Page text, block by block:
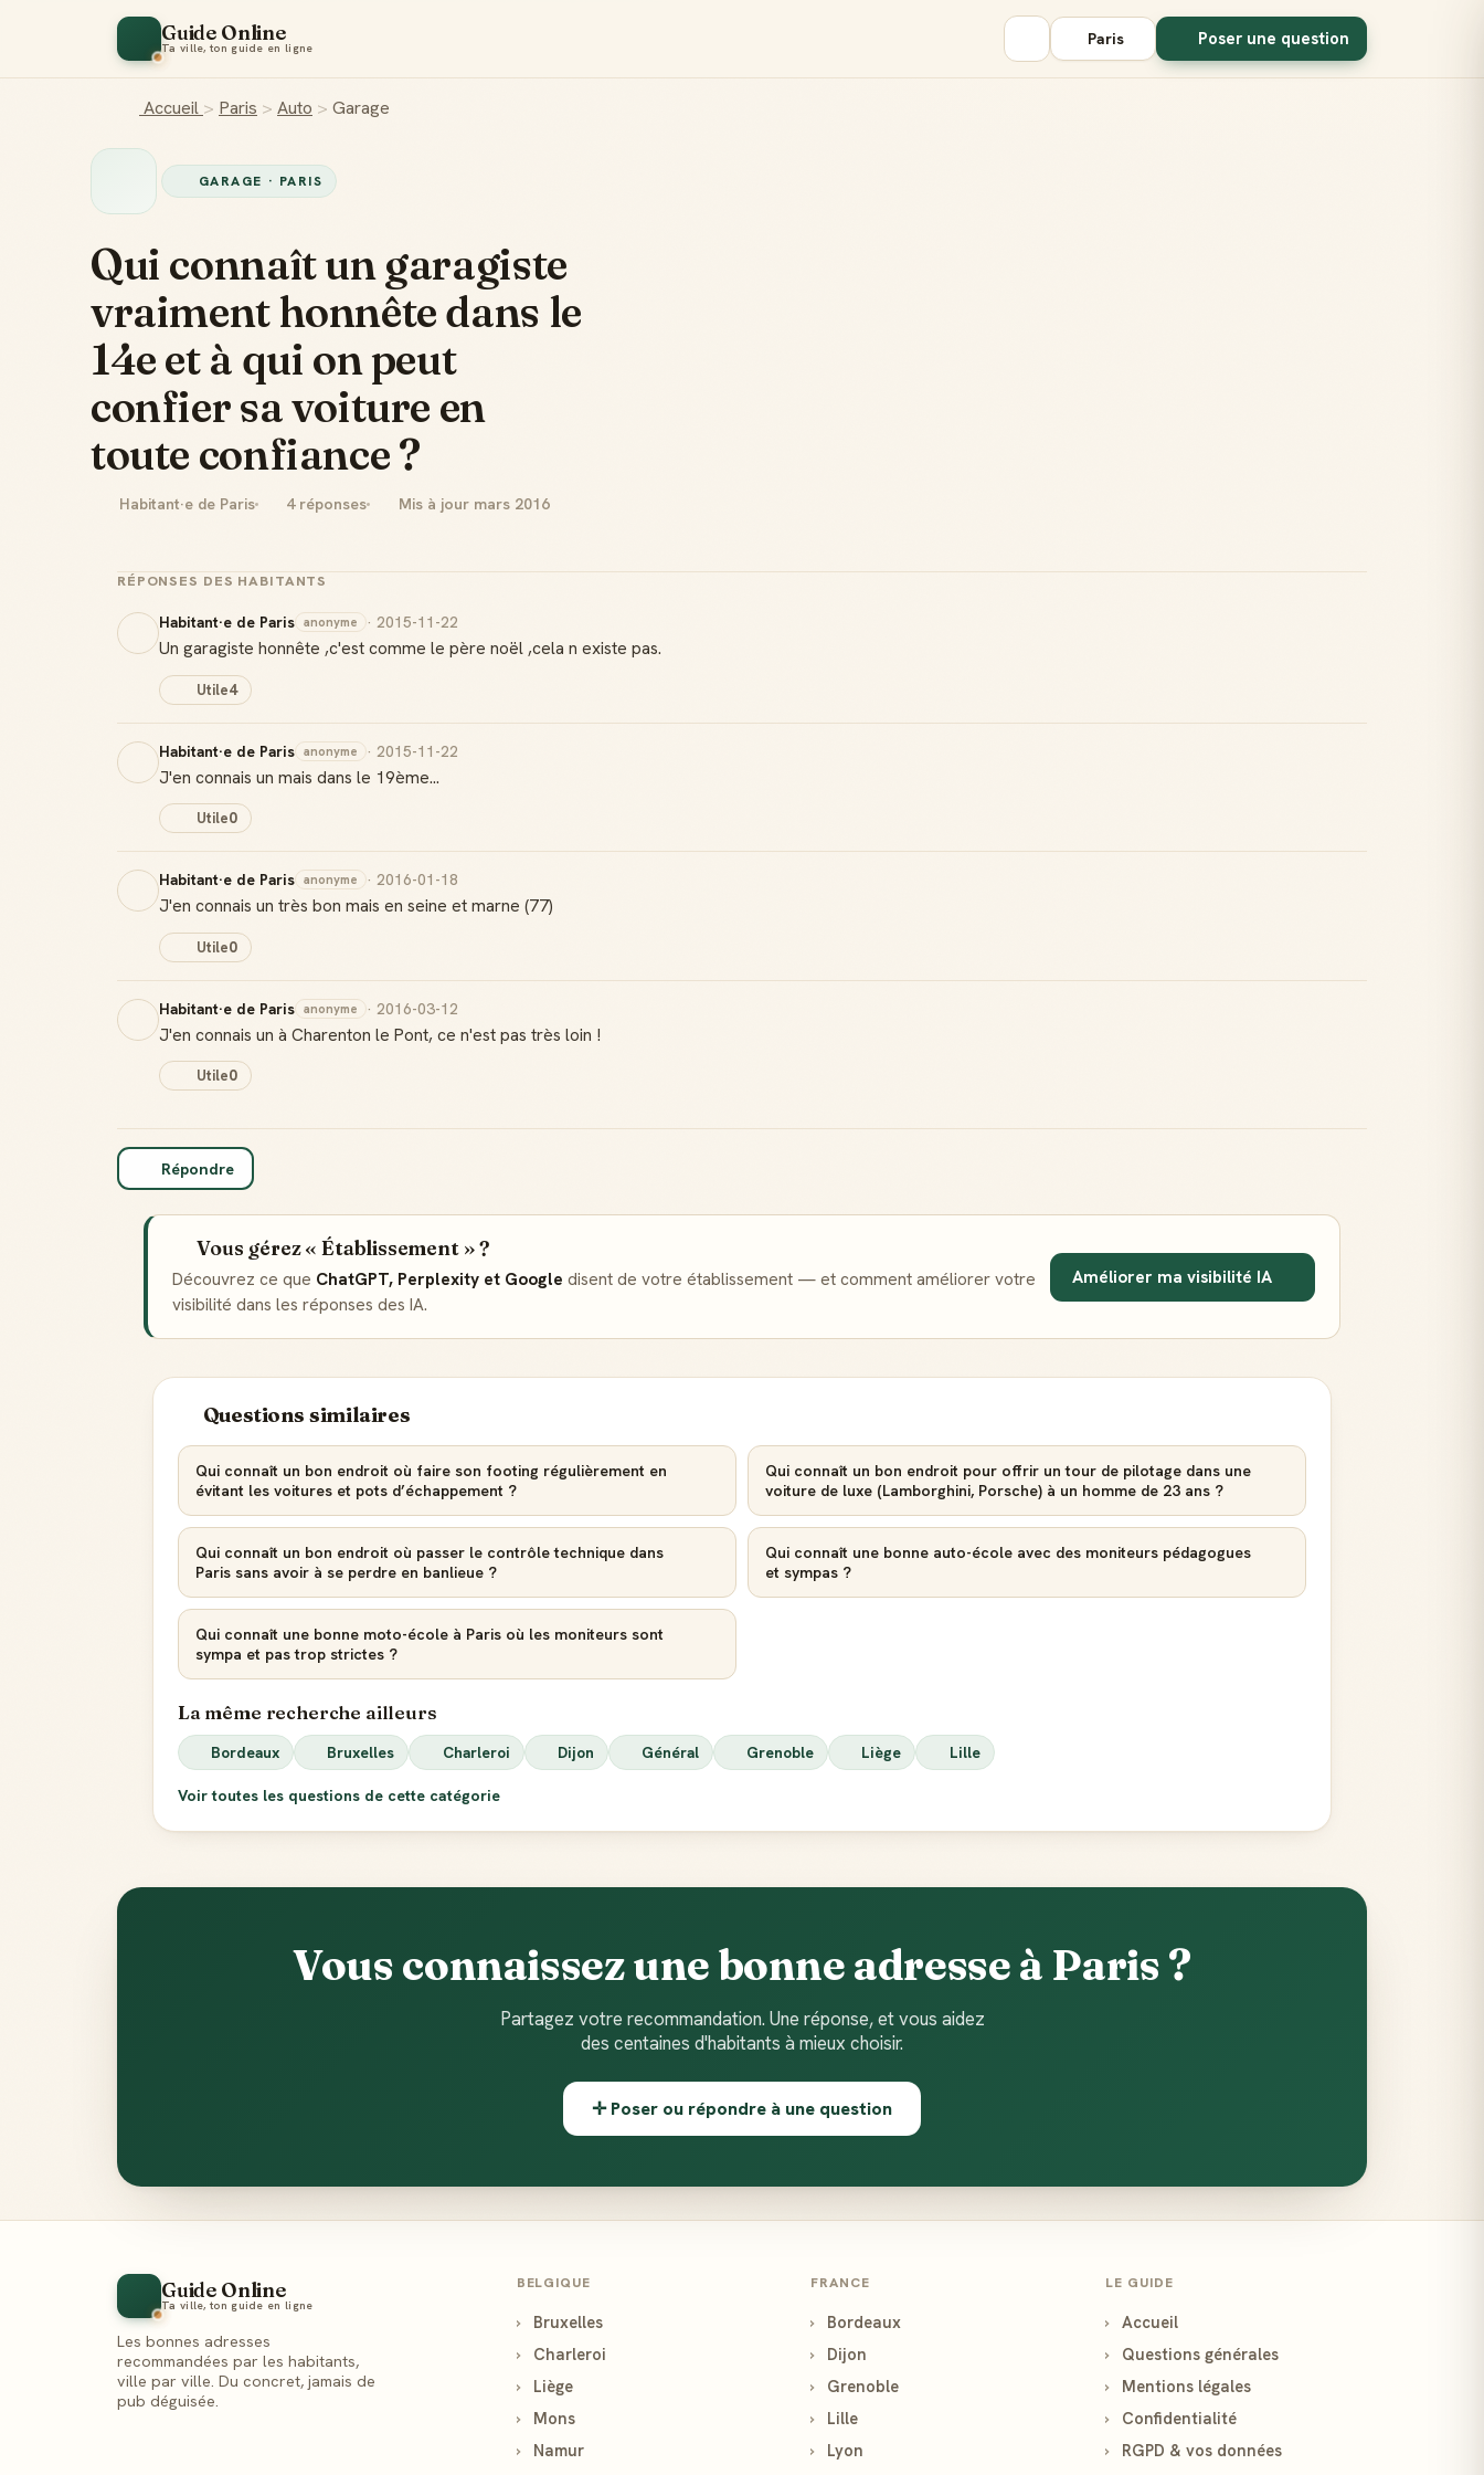
Guide Online
Ta ville, ton guide en ligne Paris Poser une question
Accueil > Paris > Auto > Garage
GARAGE · PARIS
Qui connaît un garagiste
vraiment honnête dans le
14e et à qui on peut
confier sa voiture en
toute confiance ?
Habitant·e de Paris 4 réponses Mis à jour mars 2016
RÉPONSES DES HABITANTS
Habitant·e de Paris anonyme · 2015-11-22
Un garagiste honnête ,c'est comme le père noël ,cela n existe pas.
Utile4
Habitant·e de Paris anonyme · 2015-11-22
J'en connais un mais dans le 19ème...
Utile0
Habitant·e de Paris anonyme · 2016-01-18
J'en connais un très bon mais en seine et marne (77)
Utile0
Habitant·e de Paris anonyme · 2016-03-12
J'en connais un à Charenton le Pont, ce n'est pas très loin !
Utile0
Répondre
Vous gérez « Établissement » ?
Découvrez ce que ChatGPT, Perplexity et Google disent de votre établissement — et comment améliorer votre
visibilité dans les réponses des IA.
Améliorer ma visibilité IA
Questions similaires
Qui connaît un bon endroit où faire son footing régulièrement en
évitant les voitures et pots d’échappement ?
Qui connaît un bon endroit pour offrir un tour de pilotage dans une
voiture de luxe (Lamborghini, Porsche) à un homme de 23 ans ?
Qui connaît un bon endroit où passer le contrôle technique dans
Paris sans avoir à se perdre en banlieue ?
Qui connaît une bonne auto-école avec des moniteurs pédagogues
et sympas ?
Qui connaît une bonne moto-école à Paris où les moniteurs sont
sympa et pas trop strictes ?
La même recherche ailleurs
Bordeaux Bruxelles Charleroi Dijon Général Grenoble Liège Lille
Voir toutes les questions de cette catégorie
Badge Guide
sur toutes tes
Score de
chaque contribution
référence dans ta
Sois notifié quand
quelqu'un
Créer mon compte Guide
Vous connaissez une bonne adresse à Paris ?
Partagez votre recommandation. Une réponse, et vous aidez
des centaines d'habitants à mieux choisir.
✛ Poser ou répondre à une question
Guide Online
Ta ville, ton guide en ligne
Les bonnes adresses
recommandées par les habitants,
ville par ville. Du concret, jamais de
pub déguisée.
BELGIQUE
›
Bruxelles
›
Charleroi
›
Liège
›
Mons
›
Namur
FRANCE
›
Bordeaux
›
Dijon
›
Grenoble
›
Lille
›
Lyon
LE GUIDE
›
Accueil
›
Questions générales
›
Mentions légales
›
Confidentialité
›
RGPD & vos données